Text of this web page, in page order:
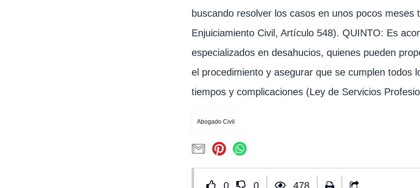
buscando resolver los casos en unos pocos
Enjuiciamiento Civil, Artículo 548). QUINTO: Es
especializados en desahucios, quienes pueden
el procedimiento y asegurar que se cumplen todos
tiempos y complicaciones (Ley de Servicios
Abogado Civil
0 0 478